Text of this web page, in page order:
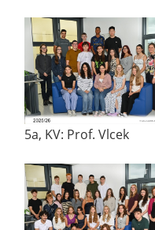
5a, KV: Prof. Vlcek